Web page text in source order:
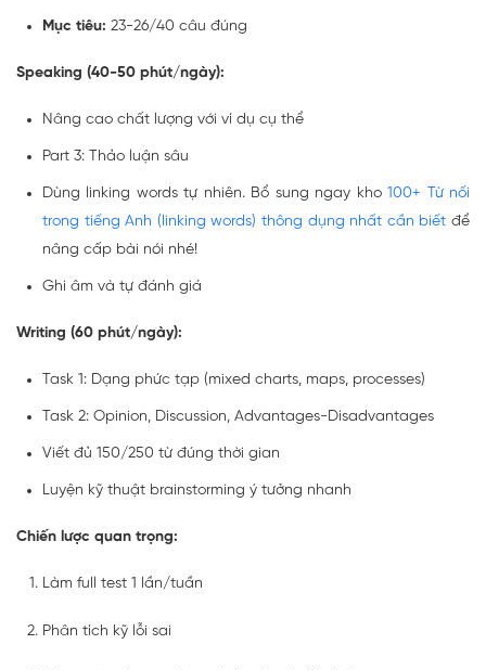
Mục tiêu: 23-26/40 câu đúng
Speaking (40-50 phút/ngày):
Nâng cao chất lượng với ví dụ cụ thể
Part 3: Thảo luận sâu
Dùng linking words tự nhiên. Bổ sung ngay kho100+ Từ nối
trong tiếng Anh (linking words) thông dụng nhất cần biết để
nâng cấp bài nói nhé!
Ghi âm và tự đánh giá
Writing (60 phút/ngày):
Task 1: Dạng phức tạp (mixed charts, maps, processes)
Task 2: Opinion, Discussion, Advantages-Disadvantages
Viết đủ 150/250 từ đúng thời gian
Luyện kỹ thuật brainstorming ý tưởng nhanh
Chiến lược quan trọng:
Làm full test 1 lần/tuần
Phân tích kỹ lỗi sai